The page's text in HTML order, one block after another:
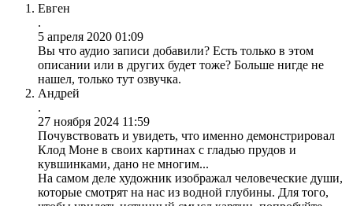
Евген
.
5 апреля 2020 01:09
Вы что аудио записи добавили? Есть только в этом
описании или в других будет тоже? Больше нигде не
нашел, только тут озвучка.
Андрей
.
27 ноября 2024 11:59
Почувствовать и увидеть, что именно демонстрировал
Клод Моне в своих картинах с гладью прудов и
кувшинками, дано не многим...
На самом деле художник изображал человеческие души,
которые смотрят на нас из водной глубины. Для того,